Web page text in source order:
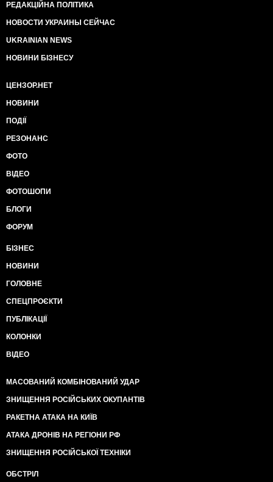
РЕДАКЦІЙНА ПОЛІТИКА
НОВОСТИ УКРАИНЫ СЕЙЧАС
UKRAINIAN NEWS
НОВИНИ БІЗНЕСУ
ЦЕНЗОР.НЕТ
НОВИНИ
ПОДІЇ
РЕЗОНАНС
ФОТО
ВІДЕО
ФОТОШОПИ
БЛОГИ
ФОРУМ
БІЗНЕС
НОВИНИ
ГОЛОВНЕ
СПЕЦПРОЄКТИ
ПУБЛІКАЦІЇ
КОЛОНКИ
ВІДЕО
МАСОВАНИЙ КОМБІНОВАНИЙ УДАР
ЗНИЩЕННЯ РОСІЙСЬКИХ ОКУПАНТІВ
РАКЕТНА АТАКА НА КИЇВ
АТАКА ДРОНІВ НА РЕГІОНИ РФ
ЗНИЩЕННЯ РОСІЙСЬКОЇ ТЕХНІКИ
ОБСТРІЛ